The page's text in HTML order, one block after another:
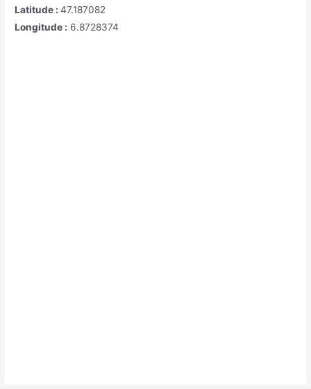
Latitude :47.187082
Longitude : 6.8728374